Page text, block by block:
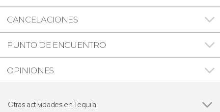
CANCELACIONES
PUNTO DE ENCUENTRO
OPINIONES
Otras actividades en Tequila